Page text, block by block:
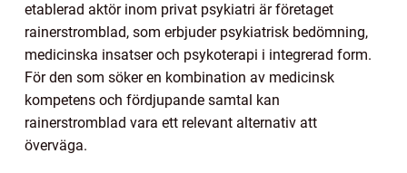
etablerad aktör inom privat psykiatri är företaget
rainerstromblad, som erbjuder psykiatrisk bedömning,
medicinska insatser och psykoterapi i integrerad form.
För den som söker en kombination av medicinsk
kompetens och fördjupande samtal kan
rainerstromblad vara ett relevant alternativ att
överväga.